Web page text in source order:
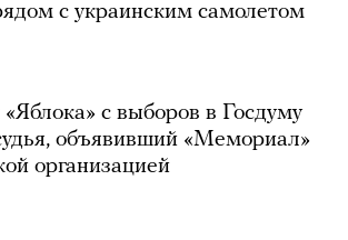
с украинским самолетом
с выборов в Госдуму
объявивший «Мемориал»
организацией